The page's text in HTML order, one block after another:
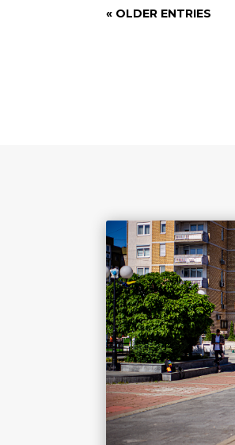
« OLDER ENTRIES